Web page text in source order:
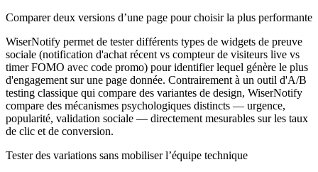
Comparer deux versions d’une page pour choisir la plus performante
WiserNotify permet de tester différents types de widgets de preuve
sociale (notification d'achat récent vs compteur de visiteurs live vs
timer FOMO avec code promo) pour identifier lequel génère le plus
d'engagement sur une page donnée. Contrairement à un outil d'A/B
testing classique qui compare des variantes de design, WiserNotify
compare des mécanismes psychologiques distincts — urgence,
popularité, validation sociale — directement mesurables sur les taux
de clic et de conversion.
Tester des variations sans mobiliser l’équipe technique